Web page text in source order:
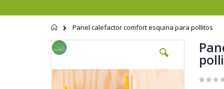
de
inicio
Panel calefactor comfort esquina para pollitos
Saltar
al
de
la